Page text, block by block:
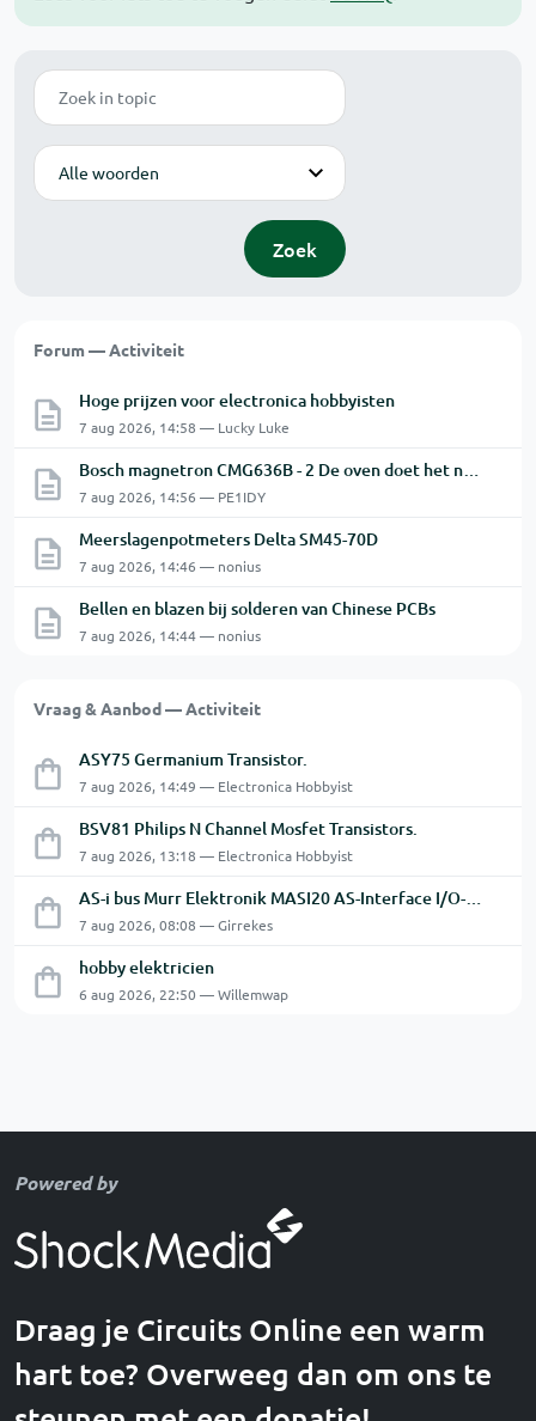
Zoek
Modus
Zoek
Forum — Activiteit
Hoge prijzen voor electronica hobbyisten
7 aug 2026, 14:58 — Lucky Luke
Bosch magnetron CMG636B - 2 De oven doet het niet goed.
7 aug 2026, 14:56 — PE1IDY
Meerslagenpotmeters Delta SM45-70D
7 aug 2026, 14:46 — nonius
Bellen en blazen bij solderen van Chinese PCBs
7 aug 2026, 14:44 — nonius
Vraag & Aanbod — Activiteit
ASY75 Germanium Transistor.
7 aug 2026, 14:49 — Electronica Hobbyist
BSV81 Philips N Channel Mosfet Transistors.
7 aug 2026, 13:18 — Electronica Hobbyist
AS-i bus Murr Elektronik MASI20 AS-Interface I/O-module 56440
7 aug 2026, 08:08 — Girrekes
hobby elektricien
6 aug 2026, 22:50 — Willemwap
Powered by
Draag je Circuits Online een warm
hart toe? Overweeg dan om ons te